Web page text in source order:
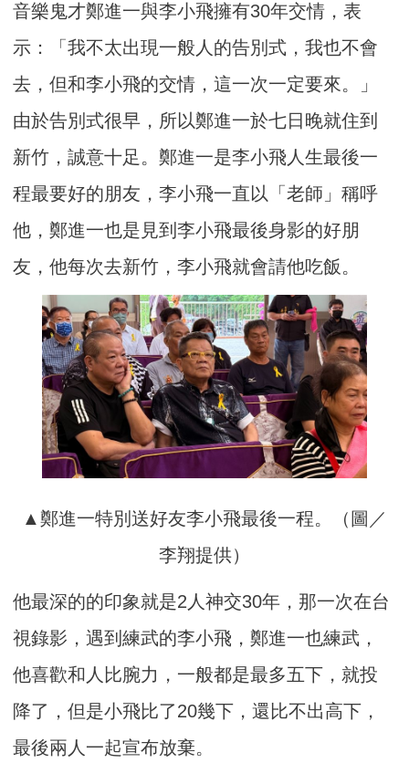
音樂鬼才鄭進一與李小飛擁有30年交情，表
示：「我不太出現一般人的告別式，我也不會
去，但和李小飛的交情，這一次一定要來。」
由於告別式很早，所以鄭進一於七日晚就住到
新竹，誠意十足。鄭進一是李小飛人生最後一
程最要好的朋友，李小飛一直以「老師」稱呼
他，鄭進一也是見到李小飛最後身影的好朋
友，他每次去新竹，李小飛就會請他吃飯。
▲鄭進一特別送好友李小飛最後一程。（圖／
李翔提供）
他最深的的印象就是2人神交30年，那一次在台
視錄影，遇到練武的李小飛，鄭進一也練武，
他喜歡和人比腕力，一般都是最多五下，就投
降了，但是小飛比了20幾下，還比不出高下，
最後兩人一起宣布放棄。